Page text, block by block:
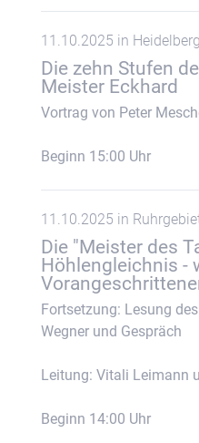
11.10.2025 in
Die zehn Stufen
Meister Eckhard
Vortrag von Peter
Beginn 15:00 Uhr
11.10.2025 in
Die "Meister des
Höhlengleichnis -
Fortsetzung: Lesung
Wegner und Gespräch
Leitung: Vitali Leimann
Beginn 14:00 Uhr